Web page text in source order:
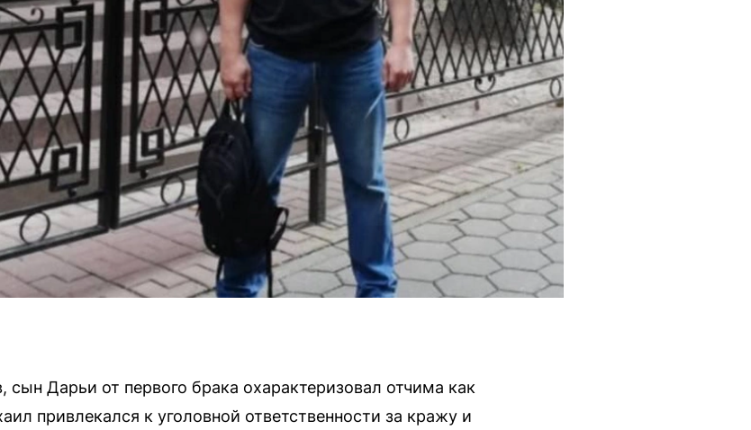
Дарьи от первого брака охарактеризовал отчима как
привлекался к уголовной ответственности за кражу и